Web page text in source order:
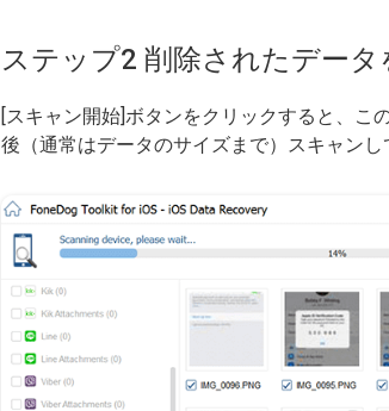
ステップ2 削除されたデー
[スキャン開始]ボタンをクリックすると、こ
後（通常はデータのサイズまで）スキャン